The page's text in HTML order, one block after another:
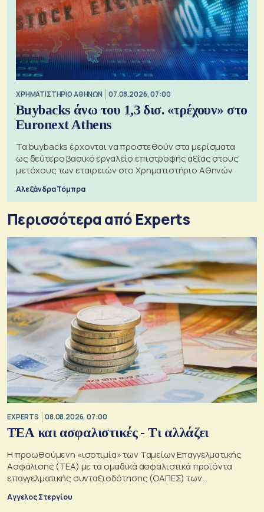
XΡΗΜΑΤΙΣΤΗΡΙΟ ΑΘΗΝΩΝ 07.08.2026, 07:00
Buybacks άνω του 1,3 δισ. «τρέχουν» στο
Euronext Athens
Τα buybacks έρχονται να προστεθούν στα μερίσματα
ως δεύτερο βασικό εργαλείο επιστροφής αξίας στους
μετόχους των εταιρειών στο Χρηματιστήριο Αθηνών
Αλεξάνδρα Τόμπρα
Περισσότερα από Experts
EXPERTS 08.08.2026, 07:00
ΤΕΑ και ασφαλιστικές - Τι αλλάζει
Η προωθούμενη «ισοτιμία» των Ταμείων Επαγγελματικής
Ασφάλισης (ΤΕΑ) με τα ομαδικά ασφαλιστικά προϊόντα
επαγγελματικής συνταξιοδότησης (ΟΑΠΕΣ) των
Αγγελος Στεργίου